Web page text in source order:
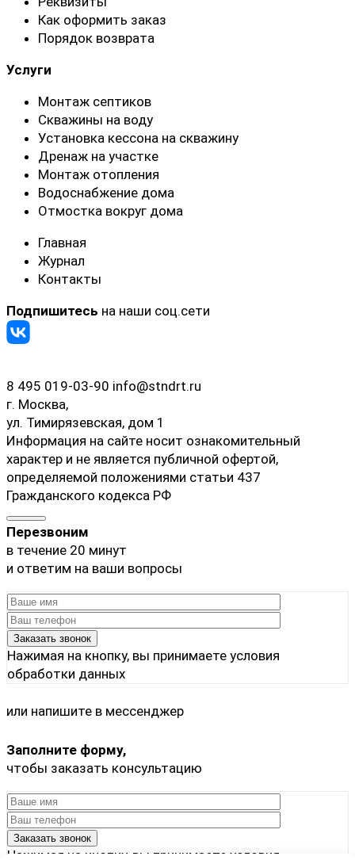
Как оформить заказ
Порядок возврата
Услуги
Монтаж септиков
Скважины на воду
Установка кессона на скважину
Дренаж на участке
Монтаж отопления
Водоснабжение дома
Отмостка вокруг дома
Главная
Журнал
Контакты
Подпишитесь на наши соц.сети
8 495 019-03-90 info@stndrt.ru
г. Москва,
ул. Тимирязевская, дом 1
Информация на сайте носит ознакомительный
характер и не является публичной офертой,
определяемой положениями статьи 437
Гражданского кодекса РФ
Перезвоним
в течение 20 минут
и ответим на ваши вопросы
Нажимая на кнопку, вы принимаете условия
обработки данных
или напишите в мессенджер
Заполните форму,
чтобы заказать консультацию
Нажимая на кнопку, вы принимаете условия